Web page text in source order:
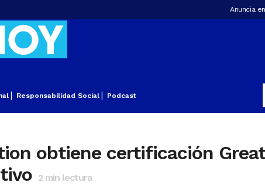
Anuncia
Responsabilidad Social Podcast
obtiene certificación
2 min lectura